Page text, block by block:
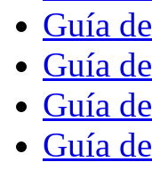
Guía
Guía
Guía
Guía